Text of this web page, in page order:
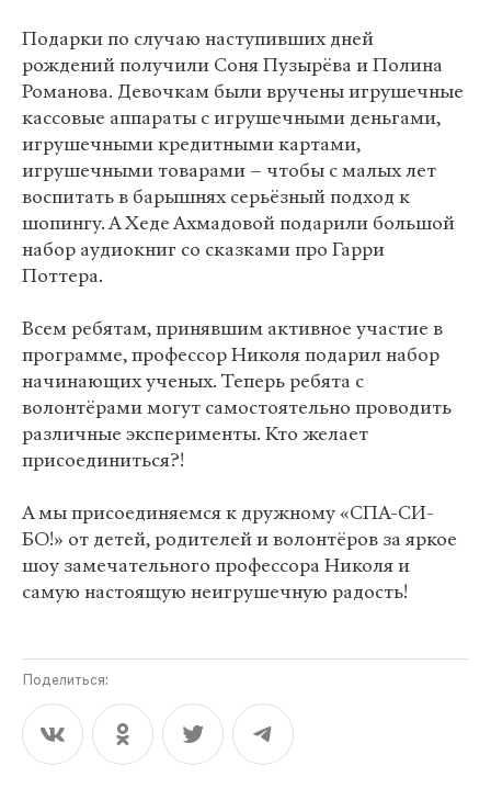
Подарки по случаю наступивших дней
рождений получили Соня Пузырёва и Полина
Романова. Девочкам были вручены игрушечные
кассовые аппараты с игрушечными деньгами,
игрушечными кредитными картами,
игрушечными товарами – чтобы с малых лет
воспитать в барышнях серьёзный подход к
шопингу. А Хеде Ахмадовой подарили большой
набор аудиокниг со сказками про Гарри
Поттера.
Всем ребятам, принявшим активное участие в
программе, профессор Николя подарил набор
начинающих ученых. Теперь ребята с
волонтёрами могут самостоятельно проводить
различные эксперименты. Кто желает
присоединиться?!
А мы присоединяемся к дружному «СПА-СИ-
БО!» от детей, родителей и волонтёров за яркое
шоу замечательного профессора Николя и
самую настоящую неигрушечную радость!
Поделиться: